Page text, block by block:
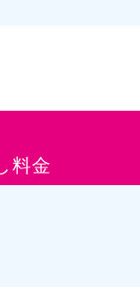
料金